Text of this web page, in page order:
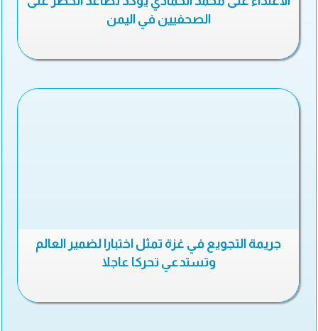
الصحفيين في اليمن
جريمة التجويع في غزة تمثل اختبارا لضمير العالم
وتستدعي تحركا عاجلا